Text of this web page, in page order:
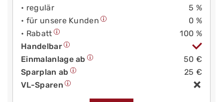
• regulär
5 %
• für unsere Kunden
0 %
• Rabatt
100 %
Handelbar
Einmalanlage ab
50 €
Sparplan ab
25 €
VL-Sparen